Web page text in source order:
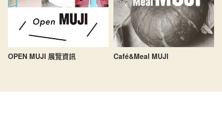
OPEN MUJI 展覽資訊 Café&Meal MUJI